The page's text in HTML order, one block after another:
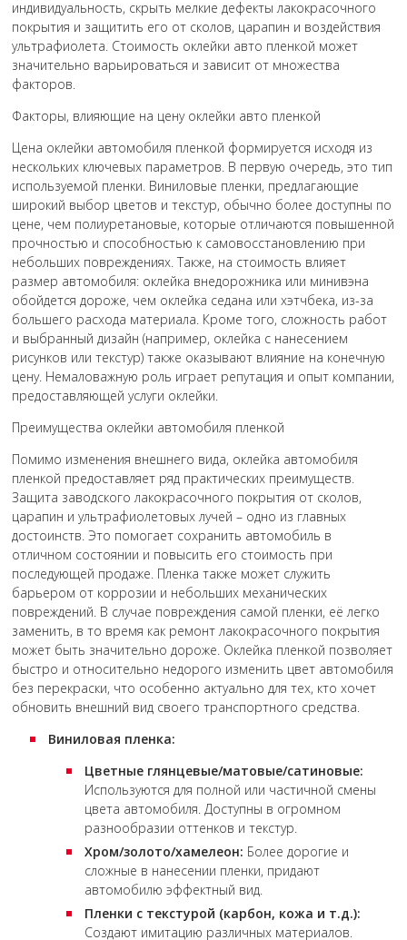
индивидуальность, скрыть мелкие дефекты лакокрасочного
покрытия и защитить его от сколов, царапин и воздействия
ультрафиолета. Стоимость оклейки авто пленкой может
значительно варьироваться и зависит от множества
факторов.
Факторы, влияющие на цену оклейки авто пленкой
Цена оклейки автомобиля пленкой формируется исходя из
нескольких ключевых параметров. В первую очередь, это тип
используемой пленки. Виниловые пленки, предлагающие
широкий выбор цветов и текстур, обычно более доступны по
цене, чем полиуретановые, которые отличаются повышенной
прочностью и способностью к самовосстановлению при
небольших повреждениях. Также, на стоимость влияет
размер автомобиля: оклейка внедорожника или минивэна
обойдется дороже, чем оклейка седана или хэтчбека, из-за
большего расхода материала. Кроме того, сложность работ
и выбранный дизайн (например, оклейка с нанесением
рисунков или текстур) также оказывают влияние на конечную
цену. Немаловажную роль играет репутация и опыт компании,
предоставляющей услуги оклейки.
Преимущества оклейки автомобиля пленкой
Помимо изменения внешнего вида, оклейка автомобиля
пленкой предоставляет ряд практических преимуществ.
Защита заводского лакокрасочного покрытия от сколов,
царапин и ультрафиолетовых лучей – одно из главных
достоинств. Это помогает сохранить автомобиль в
отличном состоянии и повысить его стоимость при
последующей продаже. Пленка также может служить
барьером от коррозии и небольших механических
повреждений. В случае повреждения самой пленки, её легко
заменить, в то время как ремонт лакокрасочного покрытия
может быть значительно дороже. Оклейка пленкой позволяет
быстро и относительно недорого изменить цвет автомобиля
без перекраски, что особенно актуально для тех, кто хочет
обновить внешний вид своего транспортного средства.
Виниловая пленка:
Цветные глянцевые/матовые/сатиновые:
Используются для полной или частичной смены
цвета автомобиля. Доступны в огромном
разнообразии оттенков и текстур.
Хром/золото/хамелеон: Более дорогие и
сложные в нанесении пленки, придают
автомобилю эффектный вид.
Пленки с текстурой (карбон, кожа и т.д.):
Создают имитацию различных материалов.